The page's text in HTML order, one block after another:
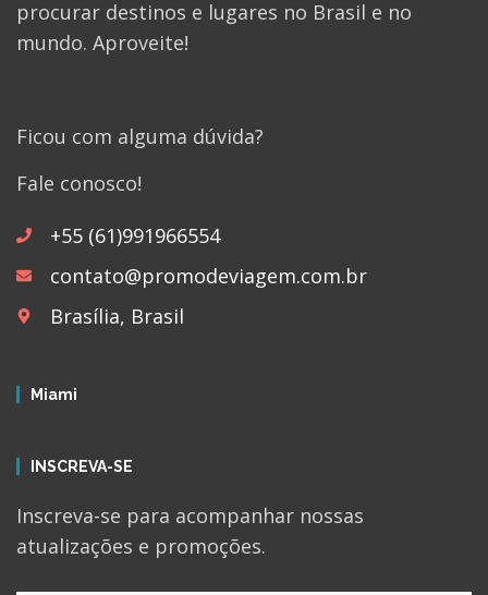
procurar destinos e lugares no Brasil e no
mundo. Aproveite!
Ficou com alguma dúvida?
Fale conosco!
+55 (61)991966554
contato@promodeviagem.com.br
Brasília, Brasil
Miami
INSCREVA-SE
Inscreva-se para acompanhar nossas
atualizações e promoções.